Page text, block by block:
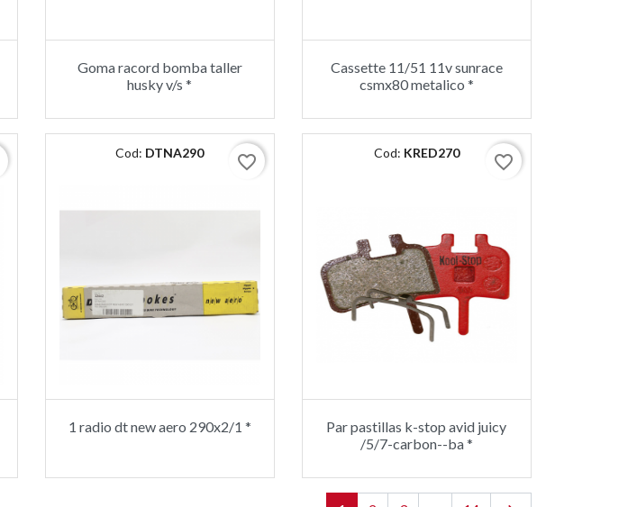
Goma racord bomba taller
husky v/s *
Cassette 11/51 11v sunrace
csmx80 metalico *
Cod: DTNA290 favorite_border
1 radio dt new aero 290x2/1 *
Cod: KRED270 favorite_border
Par pastillas k-stop avid juicy
/5/7-carbon--ba *